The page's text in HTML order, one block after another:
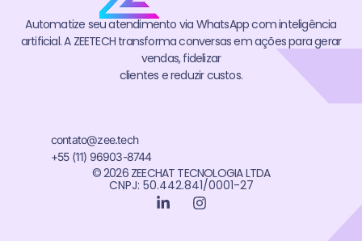
Automatize seu atendimento via WhatsApp com inteligência
artificial. A ZEETECH transforma conversas em ações para gerar
vendas, fidelizar
clientes e reduzir custos.
contato@zee.tech
+55 (11) 96903-8744
© 2026 ZEECHAT TECNOLOGIA LTDA
CNPJ: 50.442.841/0001-27